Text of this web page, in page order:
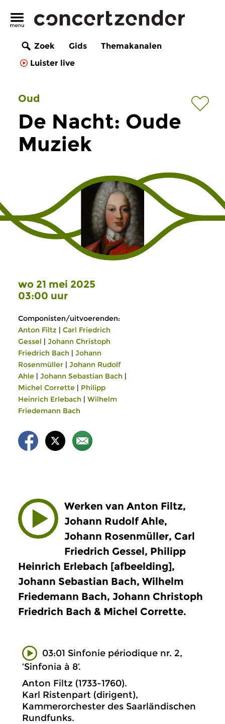
Zoek Gids
Themakanalen
Luister live
Oud
De Nacht: Oude
Muziek
wo 21 mei 2025
03:00 uur
Componisten/uitvoerenden:
Anton Filtz | Carl Friedrich
Gessel | Johann Christoph
Friedrich Bach | Johann
Rosenmüller | Johann Rudolf
Ahle | Johann Sebastian Bach |
Michel Corrette | Philipp
Heinrich Erlebach | Wilhelm
Friedemann Bach
Werken van Anton Filtz,
Johann Rudolf Ahle,
Johann Rosenmüller, Carl
Friedrich Gessel, Philipp
Heinrich Erlebach [afbeelding],
Johann Sebastian Bach, Wilhelm
Friedemann Bach, Johann Christoph
Friedrich Bach & Michel Corrette.
03:01 Sinfonie périodique nr. 2,
‘Sinfonia à 8’.
Anton Filtz (1733-1760).
Karl Ristenpart (dirigent),
Kammerorchester des Saarländischen
Rundfunks.